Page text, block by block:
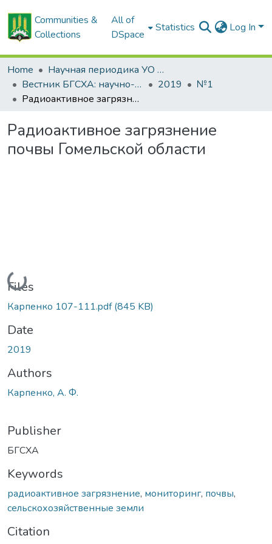
Communities &
Collections
All of
DSpace
Statistics Log In
Home
Научная периодика УО БГСХА
Вестник БГСХА: научно-методический журнал Белорусской государственной сельскохозяйственной академии
2019
№1
Радиоактивное загрязнение почвы Гомельской области
Радиоактивное загрязнение
почвы Гомельской области
Loading...
Files
Карпенко 107-111.pdf(845 KB)
Date
2019
Authors
Карпенко, А. Ф.
Publisher
БГСХА
Keywords
радиоактивное загрязнение, мониторинг, почвы,
сельскохозяйственные земли
Citation